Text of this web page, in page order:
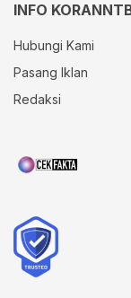
INFO
Hubungi Kami
Pasang Iklan
Redaksi